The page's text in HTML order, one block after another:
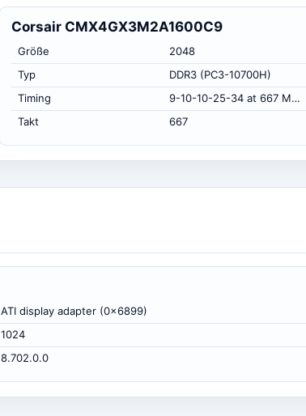
Corsair CMX4GX3M2A1600C9
Größe
2048
Typ
DDR3 (PC3-10700H)
Timing
9-10-10-25-34 at 667 MHz, at 1.5 volts (CL-RCD-RP-RAS-RC)
Takt
667
ATI display adapter (0x6899)
1024
8.702.0.0